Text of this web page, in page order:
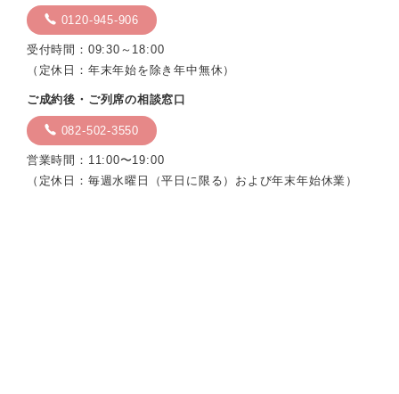
0120-945-906
受付時間：09:30～18:00
（定休日：年末年始を除き年中無休）
ご成約後・ご列席の相談窓口
082-502-3550
営業時間：11:00〜19:00
（定休日：毎週水曜日（平日に限る）および年末年始休業）